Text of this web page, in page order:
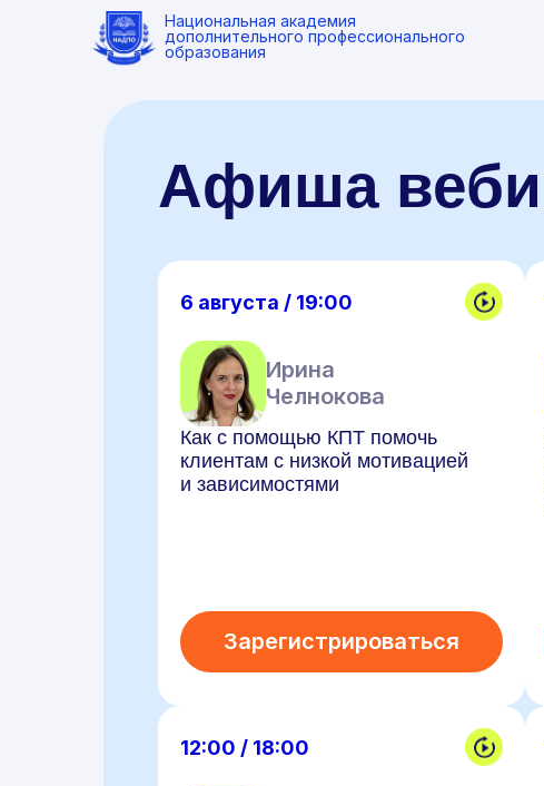
Национальная академия
дополнительного профессионального
образования
6 августа / 19:00
Ирина
Челнокова
Как с помощью КПТ помочь
клиентам с низкой мотивацией
и зависимостями
Зарегистрироваться
12:00 / 18:00
Афиша